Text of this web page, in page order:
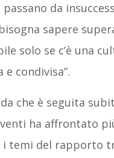
da
sapere
solo se c’è una
e condivisa”.
che è seguita
ha affrontato
i temi del rapporto